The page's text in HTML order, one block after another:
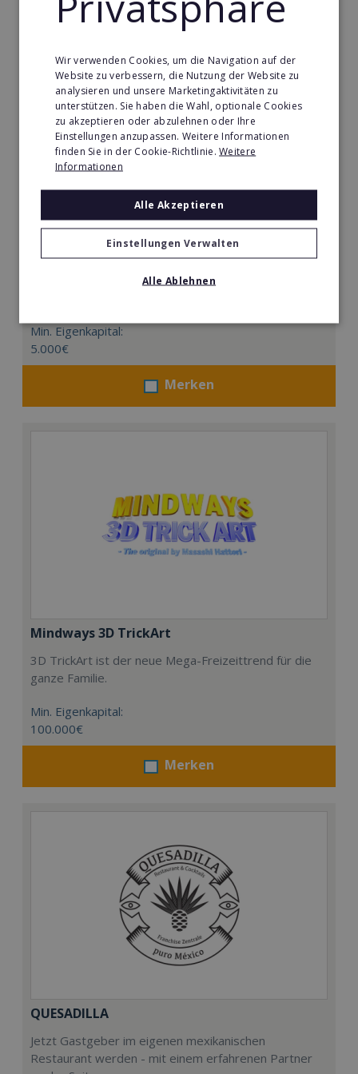
Merken
Körperformen EMS
Körperformen - Erfolg mit medizinisch erprobtem
Min. Eigenkapital:
5.000€
Merken
Mindways 3D TrickArt
3D TrickArt ist der neue Mega-Freizeittrend für die
ganze Familie.
Min. Eigenkapital:
100.000€
Merken
QUESADILLA
Jetzt Gastgeber im eigenen mexikanischen
Restaurant werden - mit einem erfahrenen Partner
Wir verwenden Cookies, um die Navigation auf der
Website zu verbessern, die Nutzung der Website zu
analysieren und unsere Marketingaktivitäten zu
unterstützen. Sie haben die Wahl, optionale Cookies
zu akzeptieren oder abzulehnen oder Ihre
Einstellungen anzupassen. Weitere Informationen
finden Sie in der Cookie-Richtlinie.Weitere
Informationen
Alle Akzeptieren
Einstellungen Verwalten
Alle Ablehnen